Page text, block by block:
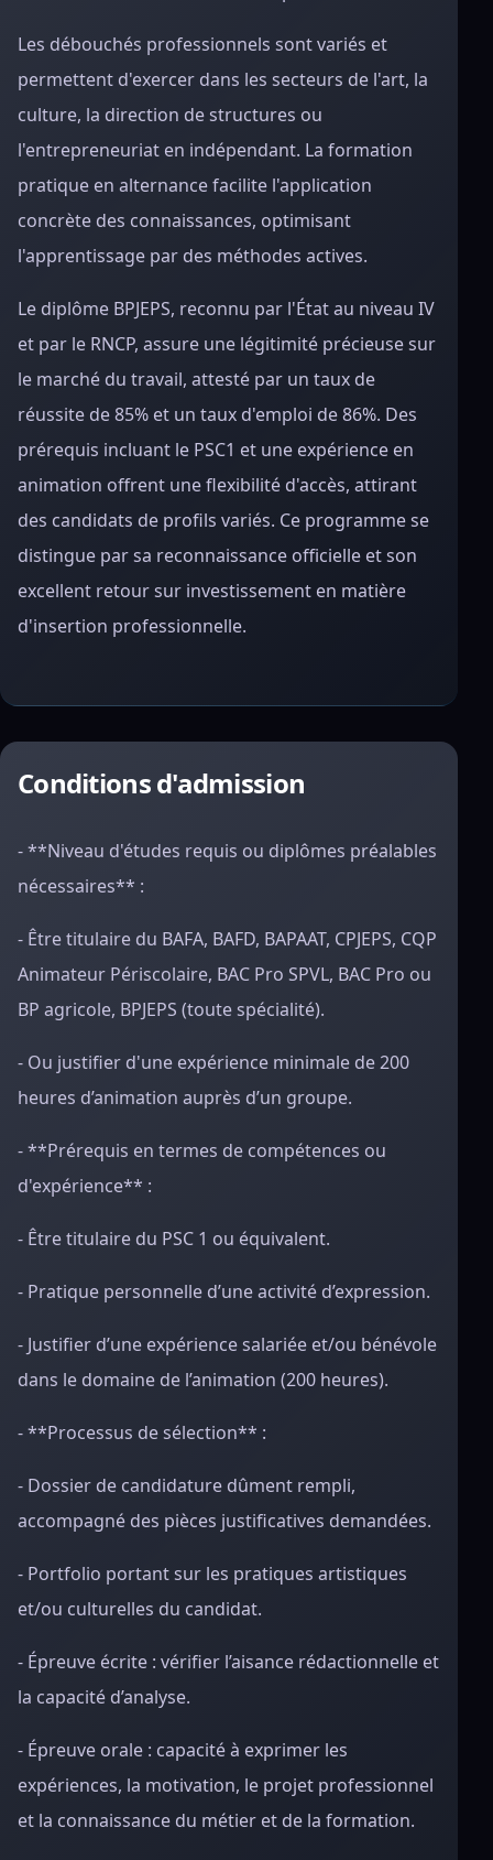
Les débouchés professionnels sont variés et
permettent d'exercer dans les secteurs de l'art, la
culture, la direction de structures ou
l'entrepreneuriat en indépendant. La formation
pratique en alternance facilite l'application
concrète des connaissances, optimisant
l'apprentissage par des méthodes actives.
Le diplôme BPJEPS, reconnu par l'État au niveau IV
et par le RNCP, assure une légitimité précieuse sur
le marché du travail, attesté par un taux de
réussite de 85% et un taux d'emploi de 86%. Des
prérequis incluant le PSC1 et une expérience en
animation offrent une flexibilité d'accès, attirant
des candidats de profils variés. Ce programme se
distingue par sa reconnaissance officielle et son
excellent retour sur investissement en matière
d'insertion professionnelle.
Conditions d'admission
- **Niveau d'études requis ou diplômes préalables
nécessaires** :
- Être titulaire du BAFA, BAFD, BAPAAT, CPJEPS, CQP
Animateur Périscolaire, BAC Pro SPVL, BAC Pro ou
BP agricole, BPJEPS (toute spécialité).
- Ou justifier d'une expérience minimale de 200
heures d’animation auprès d’un groupe.
- **Prérequis en termes de compétences ou
d'expérience** :
- Être titulaire du PSC 1 ou équivalent.
- Pratique personnelle d’une activité d’expression.
- Justifier d’une expérience salariée et/ou bénévole
dans le domaine de l’animation (200 heures).
- **Processus de sélection** :
- Dossier de candidature dûment rempli,
accompagné des pièces justificatives demandées.
- Portfolio portant sur les pratiques artistiques
et/ou culturelles du candidat.
- Épreuve écrite : vérifier l’aisance rédactionnelle et
la capacité d’analyse.
- Épreuve orale : capacité à exprimer les
expériences, la motivation, le projet professionnel
et la connaissance du métier et de la formation.